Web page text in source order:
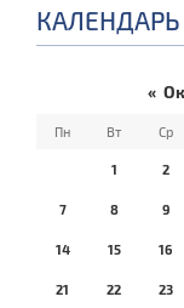
«
Пн Вт Ср
1 2
7 8 9
14 15 16
21 22 23